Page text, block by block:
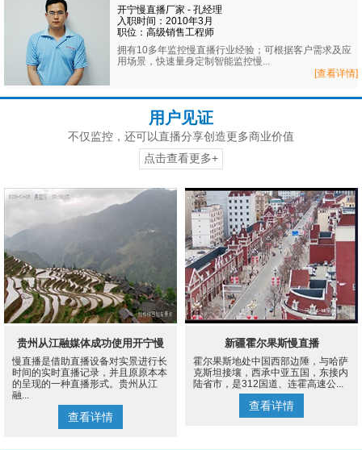
开宁慢直播厂家 - 孔经理
入职时间：2010年3月
职位：高级销售工程师
拥有10多年监控慢直播行业经验；可根据客户需求及应
用场景，快速量身定制智能监控慢...
[查看详情]
用户见证
不仅监控，还可以直播分享创造更多商业价值
点击查看更多+
贵州从江融媒体成功使用开宁慢
直播设备案例
慢直播是借助直播设备对实景进行长
时间的实时直播记录，并且原原本本
的呈现的一种直播形式。贵州从江
融...
查看详情
新疆霍尔果斯慢直播
霍尔果斯地处中国西部边陲，与哈萨
克斯坦接壤，西承中亚五国，东接内
陆省市，是312国道、连霍高速公...
查看详情